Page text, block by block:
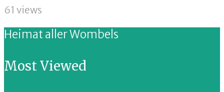
61 views
Heimat aller Wombels
Most Viewed